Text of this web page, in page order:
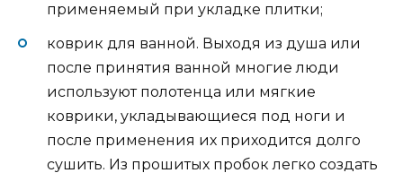
применяемый при укладке плитки;
коврик для ванной. Выходя из душа или
после принятия ванной многие люди
используют полотенца или мягкие
коврики, укладывающиеся под ноги и
после применения их приходится долго
сушить. Из прошитых пробок легко создать